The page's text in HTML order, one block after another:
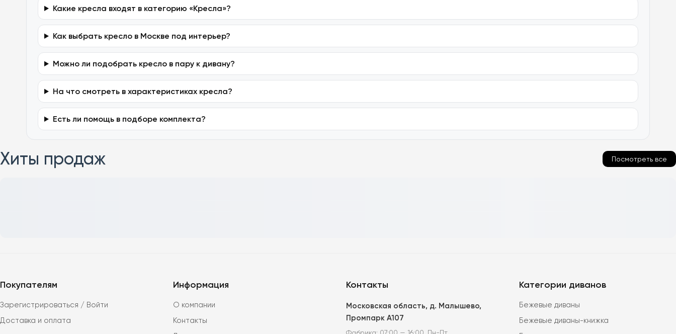
Какие кресла входят в категорию «Кресла»?
Как выбрать кресло в Москве под интерьер?
Можно ли подобрать кресло в пару к дивану?
На что смотреть в характеристиках кресла?
Есть ли помощь в подборе комплекта?
Хиты продаж Посмотреть все
Покупателям
Зарегистрироваться / Войти
Доставка и оплата
Информация
О компании
Контакты
Контакты
Московская область, д. Малышево,
Промпарк А107
Категории диванов
Бежевые диваны
Бежевые диваны-книжка